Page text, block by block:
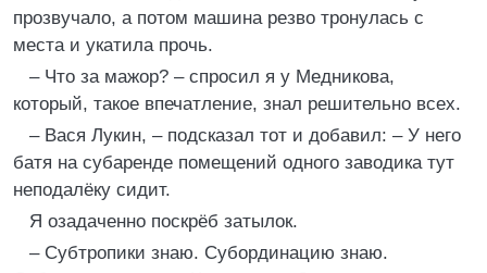
прозвучало, а потом машина резво тронулась с
места и укатила прочь.
– Что за мажор? – спросил я у Медникова,
который, такое впечатление, знал решительно всех.
– Вася Лукин, – подсказал тот и добавил: – У него
батя на субаренде помещений одного заводика тут
неподалёку сидит.
Я озадаченно поскрёб затылок.
– Субтропики знаю. Субординацию знаю.